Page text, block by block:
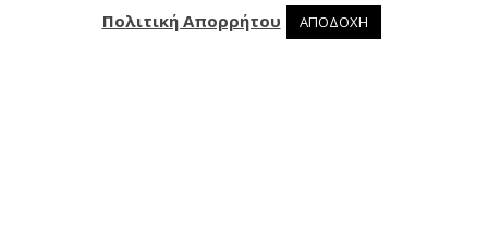
0 0 προϊόντα στο καλάθι
Πολιτική Απορρήτου
ΑΠΟΔΟΧΗ